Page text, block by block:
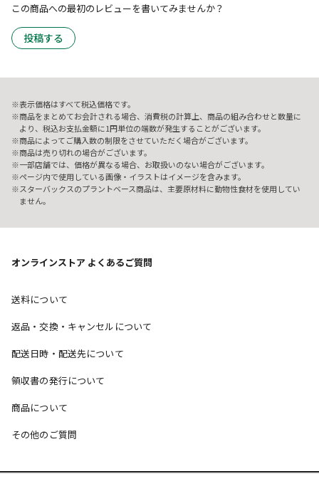
この商品への最初のレビューを書いてみませんか？
投稿する
表示価格はすべて税込価格です。
商品をまとめてお会計される場合、消費税の計算上、商品の組み合わせと数量に
より、税込お支払金額に1円単位の端数が発生することがございます。
商品によってご購入数の制限をさせていただく場合がございます。
商品は売り切れの場合がございます。
一部店舗では、価格が異なる場合、お取扱いのない場合がございます。
ページ内で使用している画像・イラストはイメージを含みます。
スターバックスのプラントベース商品は、主要原材料に動物性食材を使用してい
ません。
オンラインストア よくあるご質問
送料について
返品・交換・キャンセルについて
配送日時・配送先について
領収書の発行について
商品について
その他のご質問